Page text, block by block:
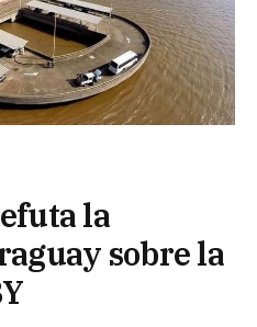
la
sobre la